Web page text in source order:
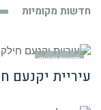
חדשות מקומיות
חדשות יקנעם
עיריית יקנעם